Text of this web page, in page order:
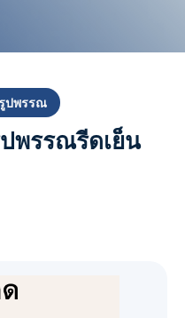
FLO BOLTED PLASTIC
PRO-FLO SHIFT CLAMPED
น้ำมันดีเซล/23.77เมตร
รีดเย็น
ปพรรณ
พรรณรีดเย็น